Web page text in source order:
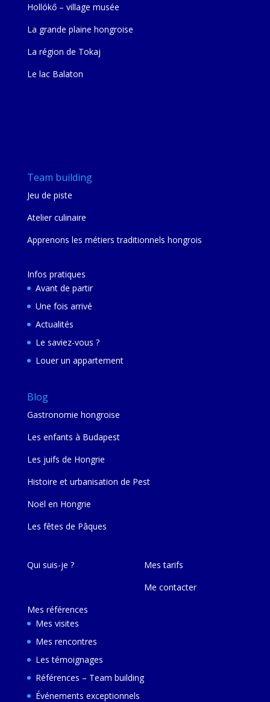
Hollókő – village musée
La grande plaine hongroise
La région de Tokaj
Le lac Balaton
Team building
Jeu de piste
Atelier culinaire
Apprenons les métiers traditionnels hongrois
Infos pratiques
Avant de partir
Une fois arrivé
Actualités
Le saviez-vous ?
Louer un appartement
Blog
Gastronomie hongroise
Les enfants à Budapest
Les juifs de Hongrie
Histoire et urbanisation de Pest
Noël en Hongrie
Les fêtes de Pâques
Qui suis-je ?
Mes références
Mes visites
Mes rencontres
Les témoignages
Références – Team building
Événements exceptionnels
Mes tarifs
Me contacter